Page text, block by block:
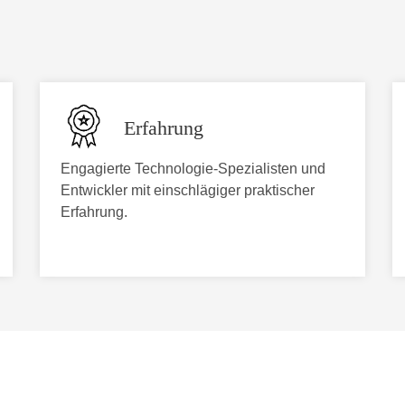
Erfahrung
Engagierte Technologie-Spezialisten und
Entwickler mit einschlägiger praktischer
Erfahrung.